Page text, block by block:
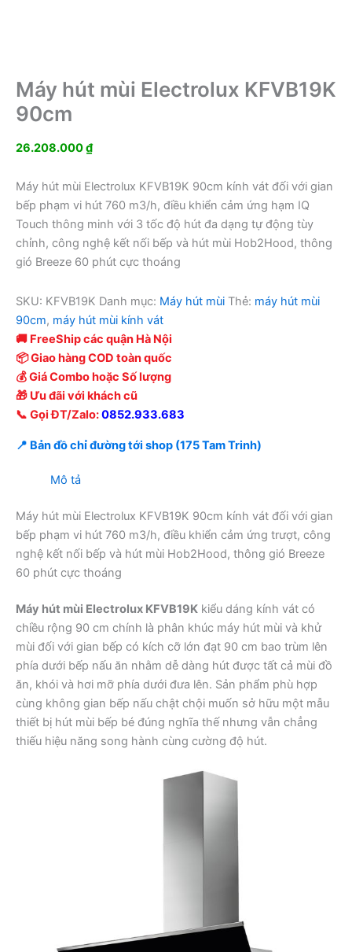
Máy hút mùi Electrolux KFVB19K
90cm
26.208.000₫
Máy hút mùi Electrolux KFVB19K 90cm kính vát đối với gian
bếp phạm vi hút 760 m3/h, điều khiển cảm ứng hạm IQ
Touch thông minh với 3 tốc độ hút đa dạng tự động tùy
chỉnh, công nghệ kết nối bếp và hút mùi Hob2Hood, thông
gió Breeze 60 phút cực thoáng
SKU: KFVB19K Danh mục: Máy hút mùi Thẻ: máy hút mùi
90cm, máy hút mùi kính vát
🚚 FreeShip các quận Hà Nội
📦 Giao hàng COD toàn quốc
💰 Giá Combo hoặc Số lượng
🎁 Ưu đãi với khách cũ
📞 Gọi ĐT/Zalo:0852.933.683
📍 Bản đồ chỉ đường tới shop (175 Tam Trinh)
Mô tả
Máy hút mùi Electrolux KFVB19K 90cm kính vát đối với gian
bếp phạm vi hút 760 m3/h, điều khiển cảm ứng trượt, công
nghệ kết nối bếp và hút mùi Hob2Hood, thông gió Breeze
60 phút cực thoáng
Máy hút mùi Electrolux KFVB19K kiểu dáng kính vát có
chiều rộng 90 cm chính là phân khúc máy hút mùi và khử
mùi đối với gian bếp có kích cỡ lớn đạt 90 cm bao trùm lên
phía dưới bếp nấu ăn nhằm dễ dàng hút được tất cả mùi đồ
ăn, khói và hơi mỡ phía dưới đưa lên. Sản phẩm phù hợp
cùng không gian bếp nấu chật chội muốn sở hữu một mẫu
thiết bị hút mùi bếp bé đúng nghĩa thế nhưng vẫn chẳng
thiếu hiệu năng song hành cùng cường độ hút.